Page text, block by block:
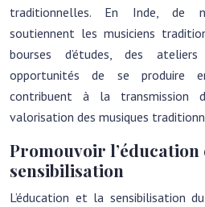
traditionnelles. En Inde, de
soutiennent les musiciens
bourses d’études, des
opportunités de se produire
contribuent à la
valorisation des musiques
Promouvoir l’éducation
sensibilisation
L’éducation et la sensibilisation